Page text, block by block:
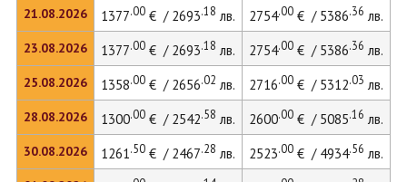
21.08.2026
23.08.2026
25.08.2026
28.08.2026
30.08.2026
1377.00€ / 2693.18 лв. 2754.00€ / 5386.36 лв.
1377.00€ / 2693.18 лв. 2754.00€ / 5386.36 лв.
1358.00€ / 2656.02 лв. 2716.00€ / 5312.03 лв.
1300.00€ / 2542.58 лв. 2600.00€ / 5085.16 лв.
1261.50€ / 2467.28 лв. 2523.00€ / 4934.56 лв.